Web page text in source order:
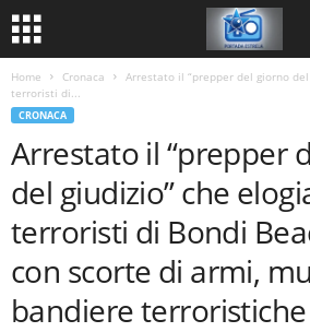
Home Cronaca
Arrestato il “prepper del giorno
terroristi di...
CRONACA
Arrestato il “prepper
del giudizio” che
terroristi di Bondi
con scorte di armi,
bandiere terroristiche